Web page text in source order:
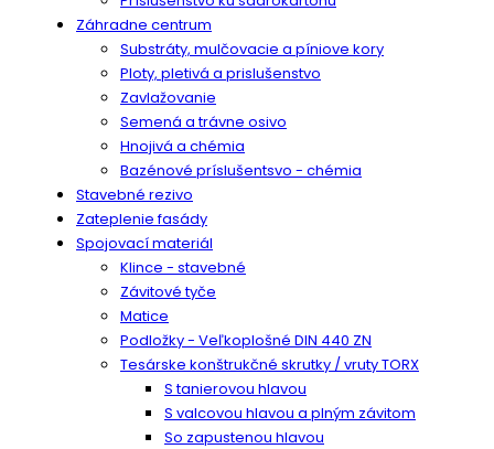
Záhradne centrum
Substráty, mulčovacie a píniove kory
Ploty, pletivá a prislušenstvo
Zavlažovanie
Semená a trávne osivo
Hnojivá a chémia
Bazénové príslušentsvo - chémia
Stavebné rezivo
Zateplenie fasády
Spojovací materiál
Klince - stavebné
Závitové tyče
Matice
Podložky - Veľkoplošné DIN 440 ZN
Tesárske konštrukčné skrutky / vruty TORX
S tanierovou hlavou
S valcovou hlavou a plným závitom
So zapustenou hlavou